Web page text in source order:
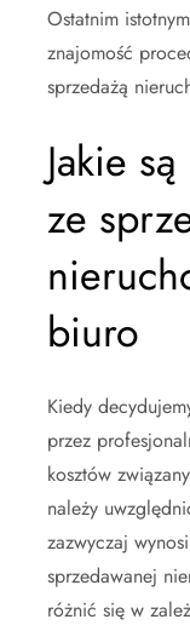
Ostatnim
znajomość
sprzedażą
Jakie
ze
biuro
Kiedy
przez
kosztów
należy
zazwyczaj
sprzedawanej
różnić się w